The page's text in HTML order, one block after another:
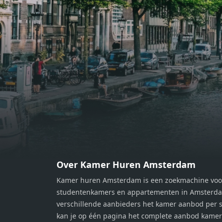
Vanuit de woonkamer stap je zo het
balkon op, waar je kunt genieten
van een prachtig uitzicht en een
moment van rust. De woning
beschikt over twee comfortabele
slaapkamers van respectievelijk 12,1
m² en 8 m². Beide kamers bieden tal
van mogelijkheden, zoals een fijne
werkplek, een logeerkamer of een
persoonlijke slaapkamer. De
gemak en privacy. Gelegen in een
op een perfecte locatie. Winkels,
van
m²
van
op
Over Kamer Huren Amsterdam
Kamer huren Amsterdam is een zoekmachine
studentenkamers en appartementen in
verschillende aanbieders het kamer aanbod per
kan je op één pagina het complete aanbod